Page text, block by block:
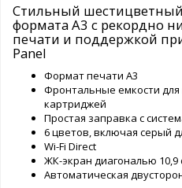
Стильный
формата A3 с рекордно
печати и поддержкой
Panel
Формат печати А3
Фронтальные емкости
картриджей
Простая заправка с
6 цветов, включая серый
Wi-Fi Direct
ЖК-экран диагональю 10,9
Автоматическая